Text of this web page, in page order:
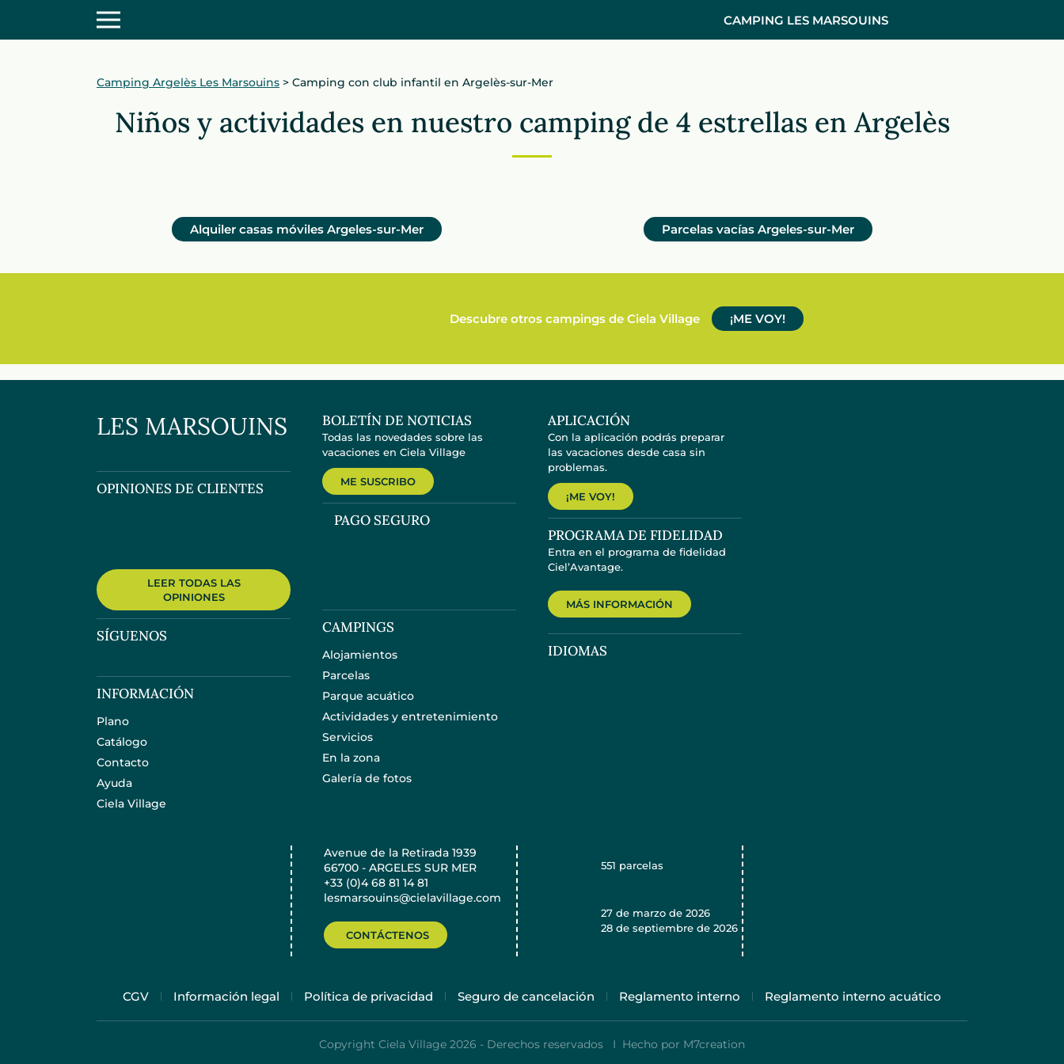
CAMPING LES MARSOUINS
Camping Argelès Les Marsouins > Camping con club infantil en Argelès-sur-Mer
Niños y actividades en nuestro camping de 4 estrellas en Argelès
Alquiler casas móviles Argeles-sur-Mer Parcelas vacías Argeles-sur-Mer
Descubre otros campings de Ciela Village ¡ME VOY!
LES MARSOUINS
OPINIONES DE CLIENTES
LEER TODAS LAS
OPINIONES
SÍGUENOS
INFORMACIÓN
Plano
Catálogo
Contacto
Ayuda
Ciela Village
BOLETÍN DE NOTICIAS
Todas las novedades sobre las
vacaciones en Ciela Village
ME SUSCRIBO
PAGO SEGURO
CAMPINGS
Alojamientos
Parcelas
Parque acuático
Actividades y entretenimiento
Servicios
En la zona
Galería de fotos
APLICACIÓN
Con la aplicación podrás preparar
las vacaciones desde casa sin
problemas.
¡ME VOY!
PROGRAMA DE FIDELIDAD
Entra en el programa de fidelidad
Ciel’Avantage.
MÁS INFORMACIÓN
IDIOMAS
Avenue de la Retirada 1939
66700 - ARGELES SUR MER
+33 (0)4 68 81 14 81
lesmarsouins@cielavillage.com
CONTÁCTENOS
551 parcelas
27 de marzo de 2026
28 de septiembre de 2026
CGV Información legal Política de privacidad Seguro de cancelación Reglamento interno Reglamento interno acuático
Copyright Ciela Village 2026 - Derechos reservados I Hecho por M7creation